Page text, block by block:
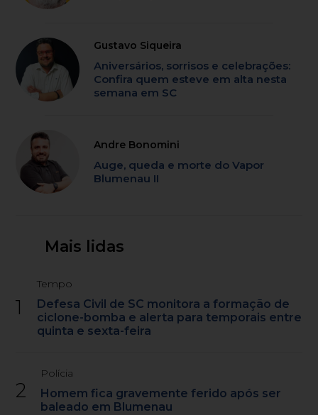
Gustavo Siqueira
Aniversários, sorrisos e celebrações:
Confira quem esteve em alta nesta
semana em SC
Andre Bonomini
Auge, queda e morte do Vapor
Blumenau II
Mais lidas
1
Tempo
Defesa Civil de SC monitora a formação de
ciclone-bomba e alerta para temporais entre
quinta e sexta-feira
2
Polícia
Homem fica gravemente ferido após ser
baleado em Blumenau